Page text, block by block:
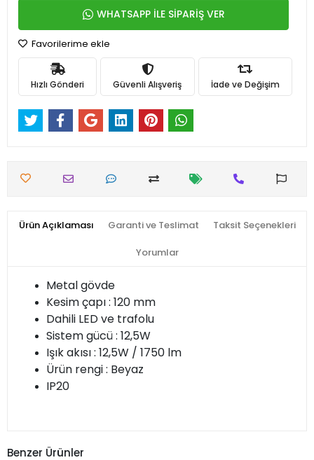
WHATSAPP İLE SİPARİŞ VER
Favorilerime ekle
Hızlı Gönderi Güvenli Alışveriş İade ve Değişim
Ürün Açıklaması Garanti ve Teslimat Taksit Seçenekleri
Yorumlar
Metal gövde
Kesim çapı : 120 mm
Dahili LED ve trafolu
Sistem gücü : 12,5W
Işık akısı : 12,5W / 1750 lm
Ürün rengi : Beyaz
IP20
Benzer Ürünler